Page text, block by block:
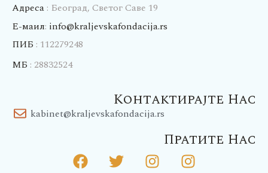
Адреса : Београд, Светог Саве 19
E-маил: info@kraljevskafondacija.rs
ПИБ : 112279248
МБ : 28832524
Контактирајте Нас
kabinet@kraljevskafondacija.rs
Пратите Нас